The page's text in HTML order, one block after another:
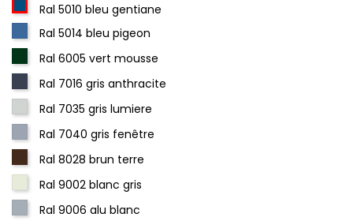
Ral 5010 bleu gentiane
Ral 5014 bleu pigeon
Ral 6005 vert mousse
Ral 7016 gris anthracite
Ral 7035 gris lumiere
Ral 7040 gris fenêtre
Ral 8028 brun terre
Ral 9002 blanc gris
Ral 9006 alu blanc